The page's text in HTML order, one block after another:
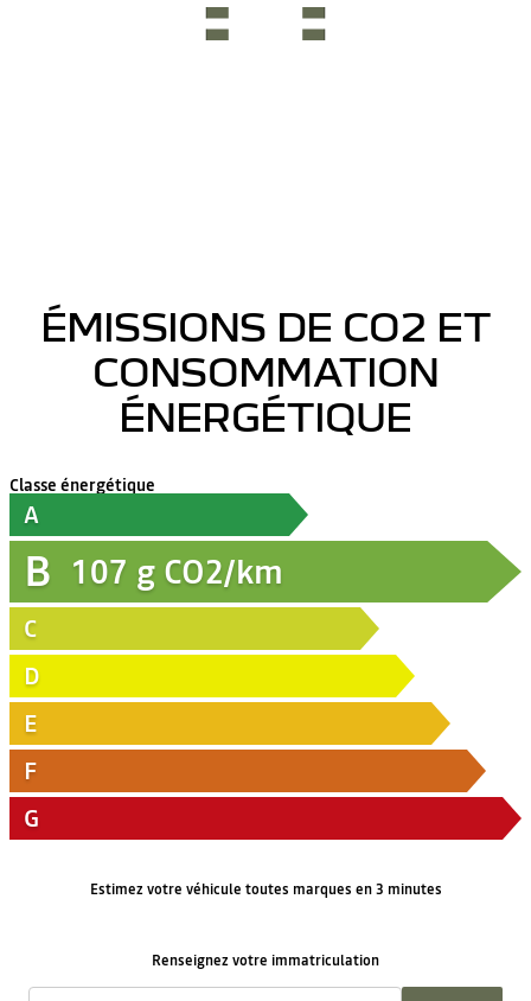
ÉMISSIONS DE CO2 ET
CONSOMMATION
ÉNERGÉTIQUE
Classe énergétique
A
B 107 g CO2/km
C
D
E
F
G
Estimez votre véhicule toutes marques en 3 minutes
Renseignez votre immatriculation